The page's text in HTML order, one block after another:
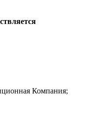
Компания;